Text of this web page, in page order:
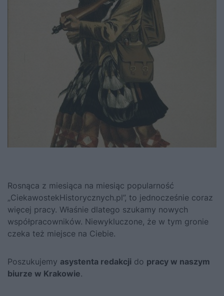
Rosnąca z miesiąca na miesiąc popularność
„CiekawostekHistorycznych.pl”, to jednocześnie coraz
więcej pracy. Właśnie dlatego szukamy nowych
współpracowników. Niewykluczone, że w tym gronie
czeka też miejsce na Ciebie.
Poszukujemy asystenta redakcji do pracy w naszym
biurze w Krakowie.